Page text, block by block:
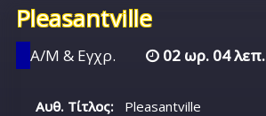
Pleasantville
Α/Μ & Εγχρ. 02 ωρ. 04 λεπ.
Αυθ. Τίτλος:
Pleasantville